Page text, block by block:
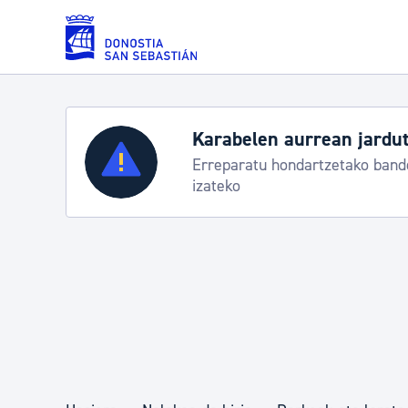
Eduki nagusira joan
Zerbitzuak
Errolda eta gai pertsonalak
Karabelen aurrean
Erreparatu hondartzetako
izateko